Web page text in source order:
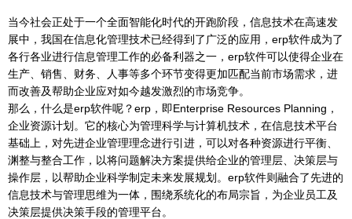
当今社会正处于一个全面智能化时代的开跑阶段，信息技术在高速发
展中，我国在信息化管理技术已经得到了广泛的应用，erp软件成为了
各行各业进行信息管理工作的必备利器之一，erp软件可以使得企业在
生产、销售、财务、人事等多个环节变得更加匹配当前市场需求，进
而改善及帮助企业应对如今越发激烈的市场竞争。
那么，什么是erp软件呢？erp，即Enterprise Resources Planning，
企业资源计划。它的核心为管理科学与计算机技术，在信息技术平台
基础上，对先进企业管理理念进行引进，可以对各种资源进行平衡、
渊整与整合工作，以将问题解决方案提供给企业的管理层、决策层与
操作层，以帮助企业科学制定未来发展规划。erp软件则融合了先进的
信息技术与管理思维为一体，围绕系统化的布局宗旨，为企业员工及
决策层提供决策手段的管理平台。